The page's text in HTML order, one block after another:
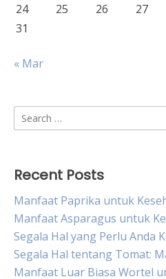
24 25 26 27
31
« Mar
Search
for:
Recent Posts
Manfaat Paprika untuk
Manfaat Asparagus untuk
Segala Hal yang Perlu Anda
Segala Hal tentang Tomat:
Manfaat Luar Biasa Wortel